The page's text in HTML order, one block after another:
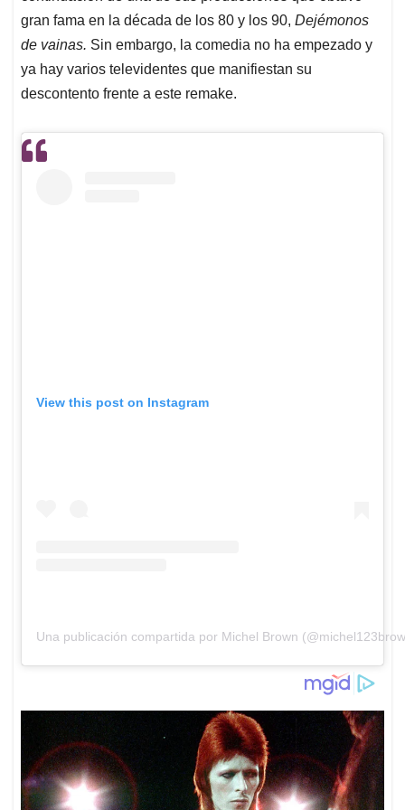
gran fama en la década de los 80 y los 90, Dejémonos
de vainas. Sin embargo, la comedia no ha empezado y
ya hay varios televidentes que manifiestan su
descontento frente a este remake.
View this post on Instagram
Una publicación compartida por Michel Brown